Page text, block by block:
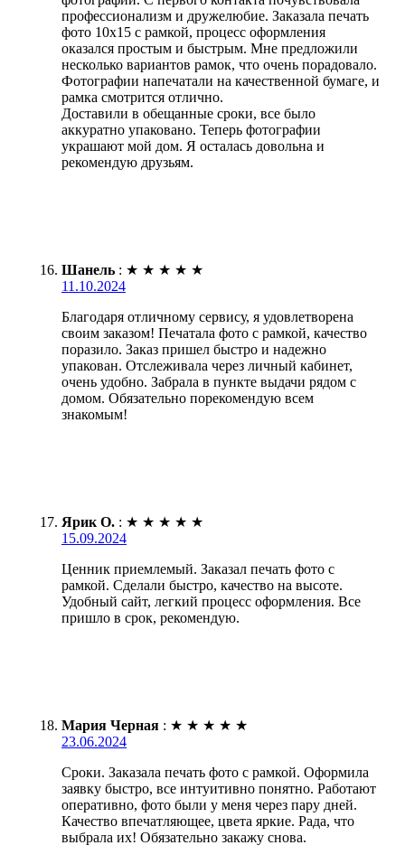
профессионализм и дружелюбие. Заказала печать
фото 10х15 с рамкой, процесс оформления
оказался простым и быстрым. Мне предложили
несколько вариантов рамок, что очень порадовало.
Фотографии напечатали на качественной бумаге, и
рамка смотрится отлично.
Доставили в обещанные сроки, все было
аккуратно упаковано. Теперь фотографии
украшают мой дом. Я осталась довольна и
рекомендую друзьям.
Шанель : ★ ★ ★ ★ ★
11.10.2024
Благодаря отличному сервису, я удовлетворена
своим заказом! Печатала фото с рамкой, качество
поразило. Заказ пришел быстро и надежно
упакован. Отслеживала через личный кабинет,
очень удобно. Забрала в пункте выдачи рядом с
домом. Обязательно порекомендую всем
знакомым!
Ярик О. : ★ ★ ★ ★ ★
15.09.2024
Ценник приемлемый. Заказал печать фото с
рамкой. Сделали быстро, качество на высоте.
Удобный сайт, легкий процесс оформления. Все
пришло в срок, рекомендую.
Мария Черная : ★ ★ ★ ★ ★
23.06.2024
Сроки. Заказала печать фото с рамкой. Оформила
заявку быстро, все интуитивно понятно. Работают
оперативно, фото были у меня через пару дней.
Качество впечатляющее, цвета яркие. Рада, что
выбрала их! Обязательно закажу снова.